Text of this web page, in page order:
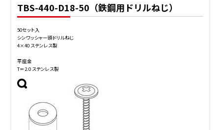
TBS-440-D18-50（鉄鋼用ドリルねじ）
50セット入
シンワッシャー頭ドリルねじ
4×40 ステンレス製
平座金
T＝2.0 ステンレス製